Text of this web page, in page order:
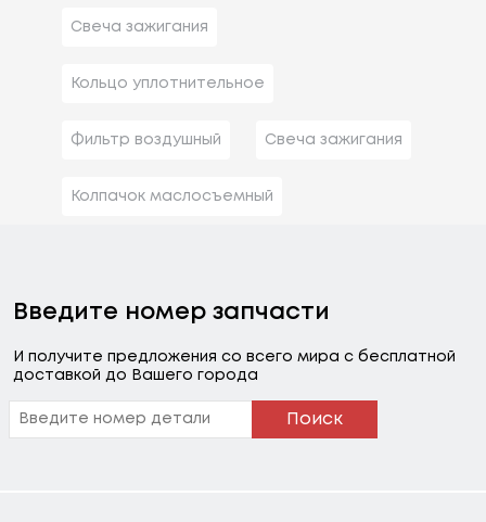
Свеча зажигания
Кольцо уплотнительное
Фильтр воздушный Свеча зажигания
Колпачок маслосъемный
Введите номер запчасти
И получите предложения со всего мира с бесплатной
доставкой до Вашего города
Поиск